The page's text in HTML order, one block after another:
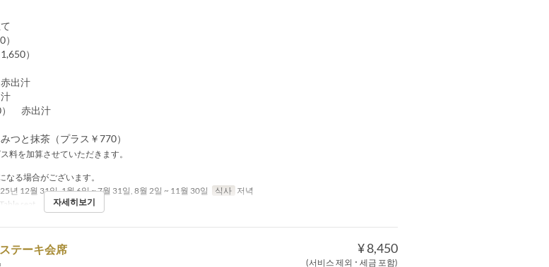
）
出汁
） 赤出汁
と抹茶（プラス￥770）
料を加算させていただきます。
る場合がございます。
년 12월 31일, 1월 6일 ~ 7월 31일, 8월 2일 ~ 11월 30일 식사 저녁
Table seat 자세히보기
¥ 8,450
(서비스 제외 ･ 세금 포함)
テーキ会席